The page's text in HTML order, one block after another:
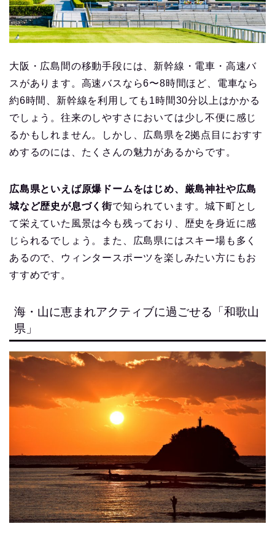
大阪・広島間の移動手段には、新幹線・電車・高速バ
スがあります。高速バスなら6〜8時間ほど、電車なら
約6時間、新幹線を利用しても1時間30分以上はかかる
でしょう。往来のしやすさにおいては少し不便に感じ
るかもしれません。しかし、広島県を2拠点目におすす
めするのには、たくさんの魅力があるからです。
広島県といえば原爆ドームをはじめ、厳島神社や広島
城など歴史が息づく街で知られています。城下町とし
て栄えていた風景は今も残っており、歴史を身近に感
じられるでしょう。また、広島県にはスキー場も多く
あるので、ウィンタースポーツを楽しみたい方にもお
すすめです。
海・山に恵まれアクティブに過ごせる「和歌山
県」